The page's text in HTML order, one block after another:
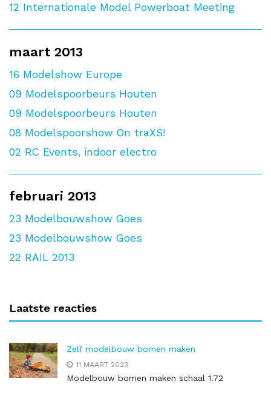
12 Internationale Model Powerboat Meeting
maart 2013
16 Modelshow Europe
09 Modelspoorbeurs Houten
09 Modelspoorbeurs Houten
08 Modelspoorshow On traXS!
02 RC Events, indoor electro
februari 2013
23 Modelbouwshow Goes
23 Modelbouwshow Goes
22 RAIL 2013
Laatste reacties
Zelf modelbouw bomen maken
11 MAART 2023
Modelbouw bomen maken schaal 1.72